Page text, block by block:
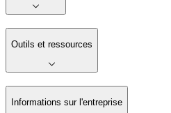
Outils et ressources
Informations sur l'entreprise